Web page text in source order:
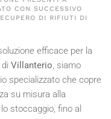
CON SUCCESSIVO
DI RIFIUTI DI
efficace per la
Villanterio, siamo
specializzato che copre
su misura alla
stoccaggio, fino al